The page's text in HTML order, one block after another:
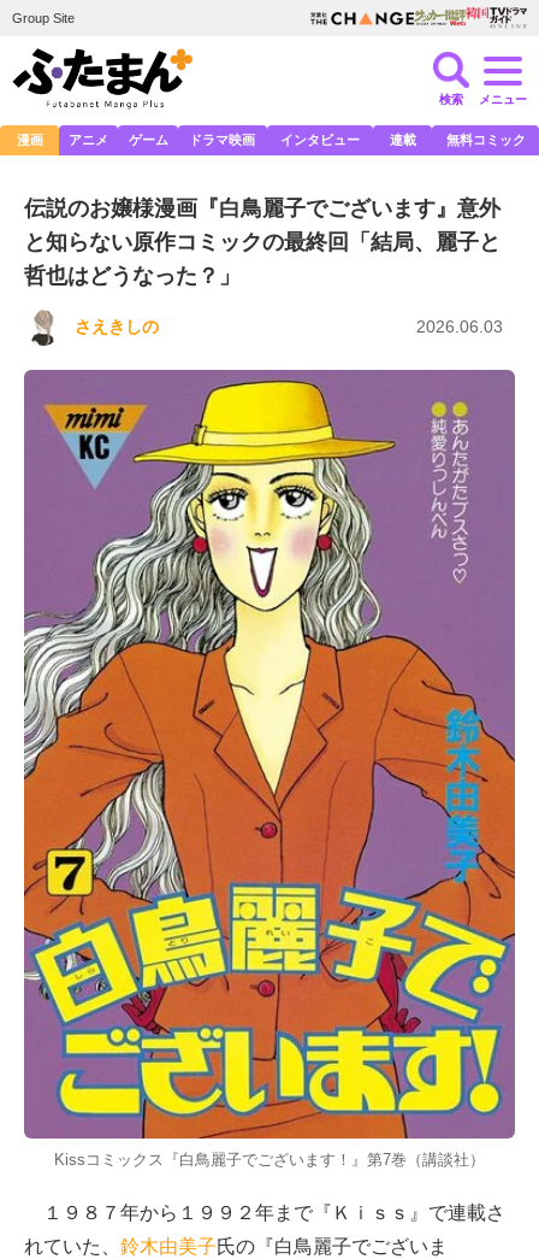
Group Site
検索 メニュー
漫画 アニメ ゲーム ドラマ映画 インタビュー 連載 無料コミック
伝説のお嬢様漫画『白鳥麗子でございます』意外
と知らない原作コミックの最終回「結局、麗子と
哲也はどうなった？」
さえきしの 2026.06.03
Kissコミックス『白鳥麗子でございます！』第7巻（講談社）
１９８７年から１９９２年まで『Ｋｉｓｓ』で連載さ
れていた、 鈴木由美子氏の『白鳥麗子でございま